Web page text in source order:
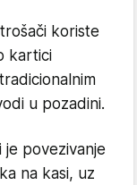
koriste
kartici
u pozadini.
povezivanje
na kasi, uz